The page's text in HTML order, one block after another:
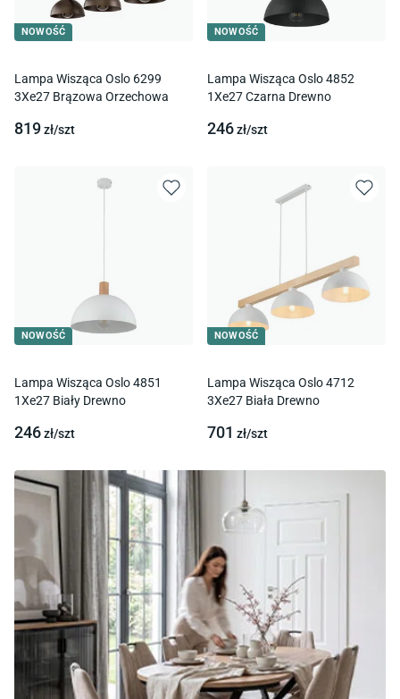
NOWOŚĆ
Lampa Wisząca Oslo 6299
3Xe27 Brązowa Orzechowa
819zł/szt
NOWOŚĆ
Lampa Wisząca Oslo 4852
1Xe27 Czarna Drewno
246zł/szt
NOWOŚĆ
Lampa Wisząca Oslo 4851
1Xe27 Biały Drewno
246zł/szt
NOWOŚĆ
Lampa Wisząca Oslo 4712
3Xe27 Biała Drewno
701 zł/szt